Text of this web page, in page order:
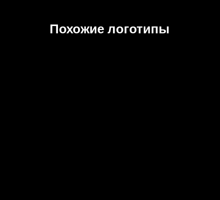
Похожие логотипы